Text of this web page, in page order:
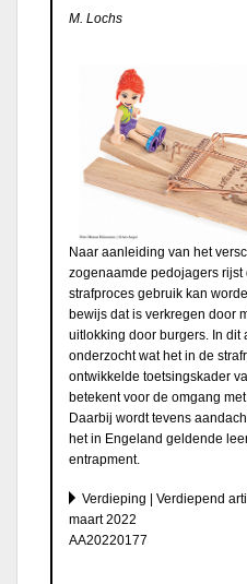
M. Lochs
Naar aanleiding van het
zogenaamde pedojagers rijst
strafproces gebruik kan
bewijs dat is verkregen door
uitlokking door burgers. In dit
onderzocht wat het in de
ontwikkelde toetsingskader
betekent voor de omgang
Daarbij wordt tevens
het in Engeland geldende
entrapment.
Verdieping | Verdiepend
maart 2022
AA20220177